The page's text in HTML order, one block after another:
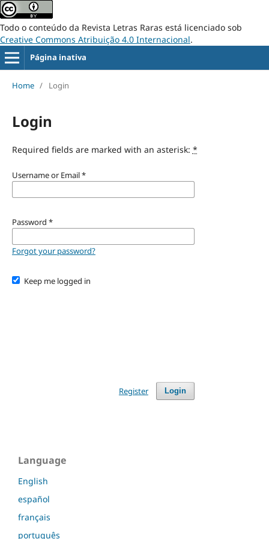
Todo o conteúdo da Revista Letras Raras está licenciado sob
Creative Commons Atribuição 4.0 Internacional.
Página inativa
Home / Login
Login
Required fields are marked with an asterisk: *
Username or Email*
Password *
Forgot your password?
Keep me logged in
Login
Register
Language
English
español
français
português